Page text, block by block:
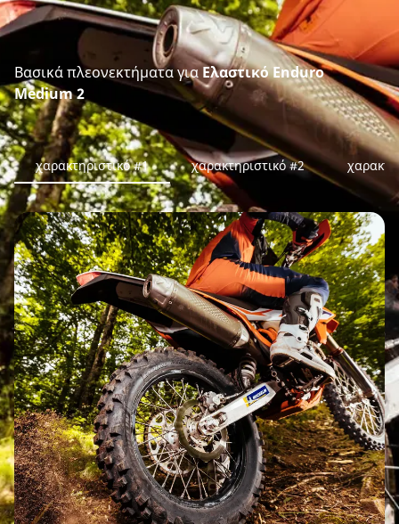
Βασικά πλεονεκτήματα γιαΕλαστικό Enduro
Medium 2
χαρακτηριστικό #1 χαρακτηριστικό #2